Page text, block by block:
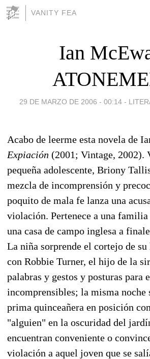
VANITY FEA
Ian
29 DE MARZO DE 2006 - 00:14 -
Acabo de leerme esta novela de
Expiación (2001; Vintage, 2002).
pequeña adolescente, Briony
mezcla de incomprensión y
poquito de mala fe lanza una
violación. Pertenece a una
una casa de campo inglesa a
La niña sorprende el cortejo de
con Robbie Turner, el hijo de la
palabras y gestos y posturas para
incomprensibles; la misma noche
prima quinceañera en posición
"alguien" en la oscuridad del
encuentran conveniente o
violación a aquel joven que se